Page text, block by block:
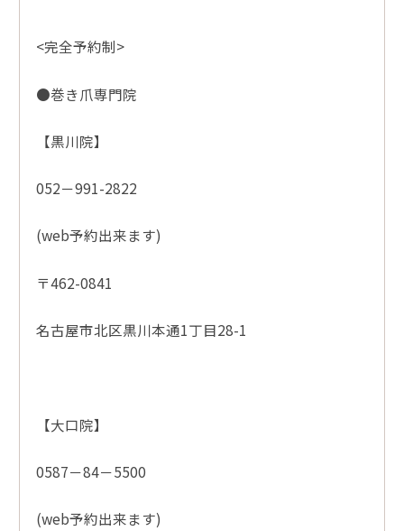
<完全予約制>
●巻き爪専門院
【黒川院】
052－991-2822
(web予約出来ます)
〒462-0841
名古屋市北区黒川本通1丁目28-1
【大口院】
0587－84－5500
(web予約出来ます)